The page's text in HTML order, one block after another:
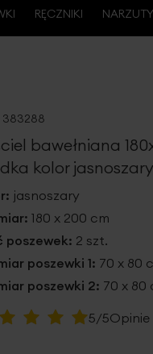
RĘCZNIKI NARZUTY
383288
bawełniana
kolor
jasnoszary
180 x 200 cm
poszewek: 2 szt.
poszewki 1: 70 x 80
poszewki 2: 70 x 80
5/5